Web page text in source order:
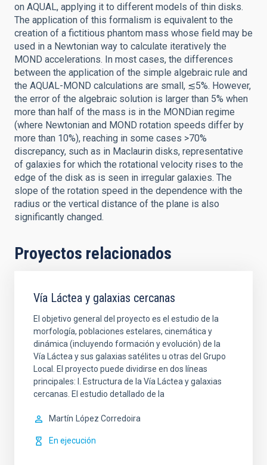
on AQUAL, applying it to different models of thin disks.
The application of this formalism is equivalent to the
creation of a fictitious phantom mass whose field may be
used in a Newtonian way to calculate iteratively the
MOND accelerations. In most cases, the differences
between the application of the simple algebraic rule and
the AQUAL-MOND calculations are small, ≲5%. However,
the error of the algebraic solution is larger than 5% when
more than half of the mass is in the MONDian regime
(where Newtonian and MOND rotation speeds differ by
more than 10%), reaching in some cases >70%
discrepancy, such as in Maclaurin disks, representative
of galaxies for which the rotational velocity rises to the
edge of the disk as is seen in irregular galaxies. The
slope of the rotation speed in the dependence with the
radius or the vertical distance of the plane is also
significantly changed.
Proyectos relacionados
Vía Láctea y galaxias cercanas
El objetivo general del proyecto es el estudio de la
morfología, poblaciones estelares, cinemática y
dinámica (incluyendo formación y evolución) de la
Vía Láctea y sus galaxias satélites u otras del Grupo
Local. El proyecto puede dividirse en dos líneas
principales: I. Estructura de la Vía Láctea y galaxias
cercanas. El estudio detallado de la
Martín López Corredoira
En ejecución